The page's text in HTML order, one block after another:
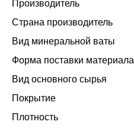
Производитель
Страна производитель
Вид минеральной ваты
Форма поставки материала
Вид основного сырья
Покрытие
Плотность